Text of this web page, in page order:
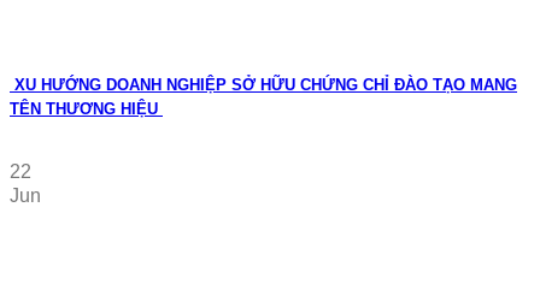
XU HƯỚNG DOANH NGHIỆP SỞ HỮU CHỨNG CHỈ ĐÀO TẠO MANG
TÊN THƯƠNG HIỆU
22
Jun